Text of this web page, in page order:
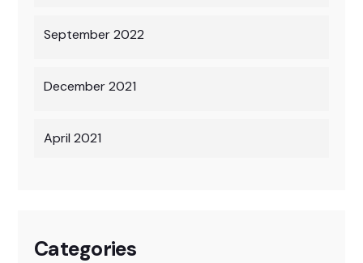
September 2022
December 2021
April 2021
Categories